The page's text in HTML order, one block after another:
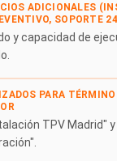
ADICIONALES
SOPORTE
y capacidad de
PARA
TPV Madrid"